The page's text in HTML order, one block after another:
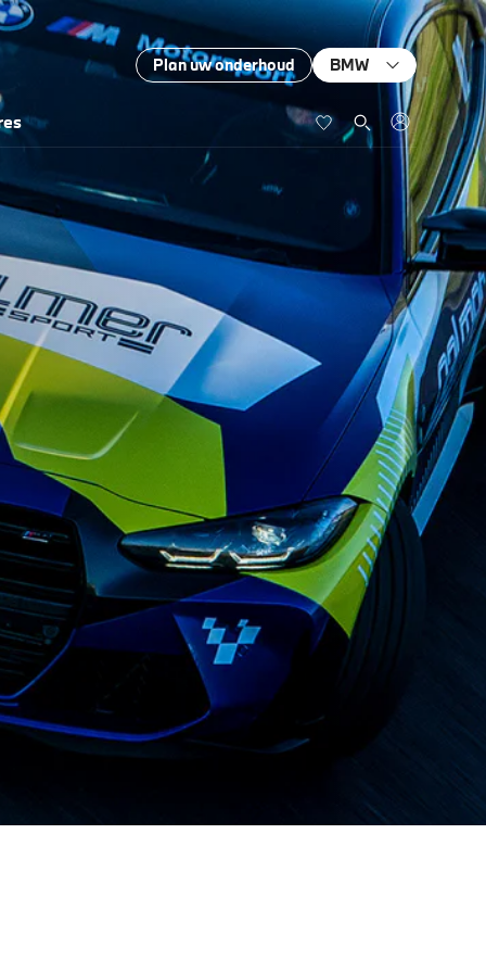
Plan uw onderhoud BMW